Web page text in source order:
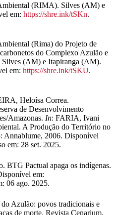
(RIMA). Silves (AM) e
em: https://shre.ink/tSKn.
(Rima) do Projeto de
do Complexo Azulão e
Silves (AM) e Itapiranga (AM).
em: https://shre.ink/tSKU.
Heloísa Correa.
de Desenvolvimento
Amazonas. In: FARIA, Ivani
A Produção do Território no
Annablume, 2006. Disponível
em: 28 set. 2025.
Pactual apaga os indígenas.
em:
06 ago. 2025.
Azulão: povos tradicionais e
de morte. Revista Cenarium,